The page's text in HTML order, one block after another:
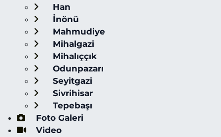
Han
İnönü
Mahmudiye
Mihalgazi
Mihalıççık
Odunpazarı
Seyitgazi
Sivrihisar
Tepebaşı
Foto Galeri
Video